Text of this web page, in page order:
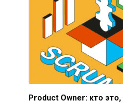
Product Owner: кто